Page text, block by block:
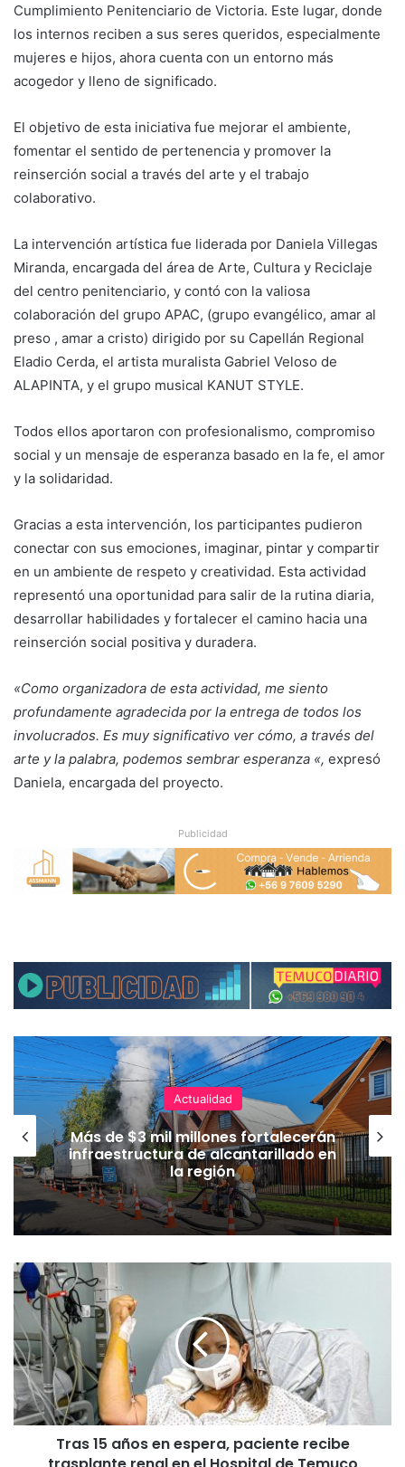
Cumplimiento Penitenciario de Victoria. Este lugar, donde
los internos reciben a sus seres queridos, especialmente
mujeres e hijos, ahora cuenta con un entorno más
acogedor y lleno de significado.
El objetivo de esta iniciativa fue mejorar el ambiente,
fomentar el sentido de pertenencia y promover la
reinserción social a través del arte y el trabajo
colaborativo.
La intervención artística fue liderada por Daniela Villegas
Miranda, encargada del área de Arte, Cultura y Reciclaje
del centro penitenciario, y contó con la valiosa
colaboración del grupo APAC, (grupo evangélico, amar al
preso , amar a cristo) dirigido por su Capellán Regional
Eladio Cerda, el artista muralista Gabriel Veloso de
ALAPINTA, y el grupo musical KANUT STYLE.
Todos ellos aportaron con profesionalismo, compromiso
social y un mensaje de esperanza basado en la fe, el amor
y la solidaridad.
Gracias a esta intervención, los participantes pudieron
conectar con sus emociones, imaginar, pintar y compartir
en un ambiente de respeto y creatividad. Esta actividad
representó una oportunidad para salir de la rutina diaria,
desarrollar habilidades y fortalecer el camino hacia una
reinserción social positiva y duradera.
«Como organizadora de esta actividad, me siento
profundamente agradecida por la entrega de todos los
involucrados. Es muy significativo ver cómo, a través del
arte y la palabra, podemos sembrar esperanza «, expresó
Daniela, encargada del proyecto.
Publicidad
Actualidad
Más de $3 mil millones fortalecerán
infraestructura de alcantarillado en
la región
T
r
a
1
5
ñ
o
Tras 15 años en espera, paciente recibe